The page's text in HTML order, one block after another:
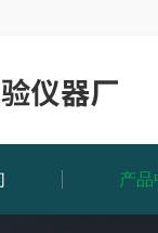
产品